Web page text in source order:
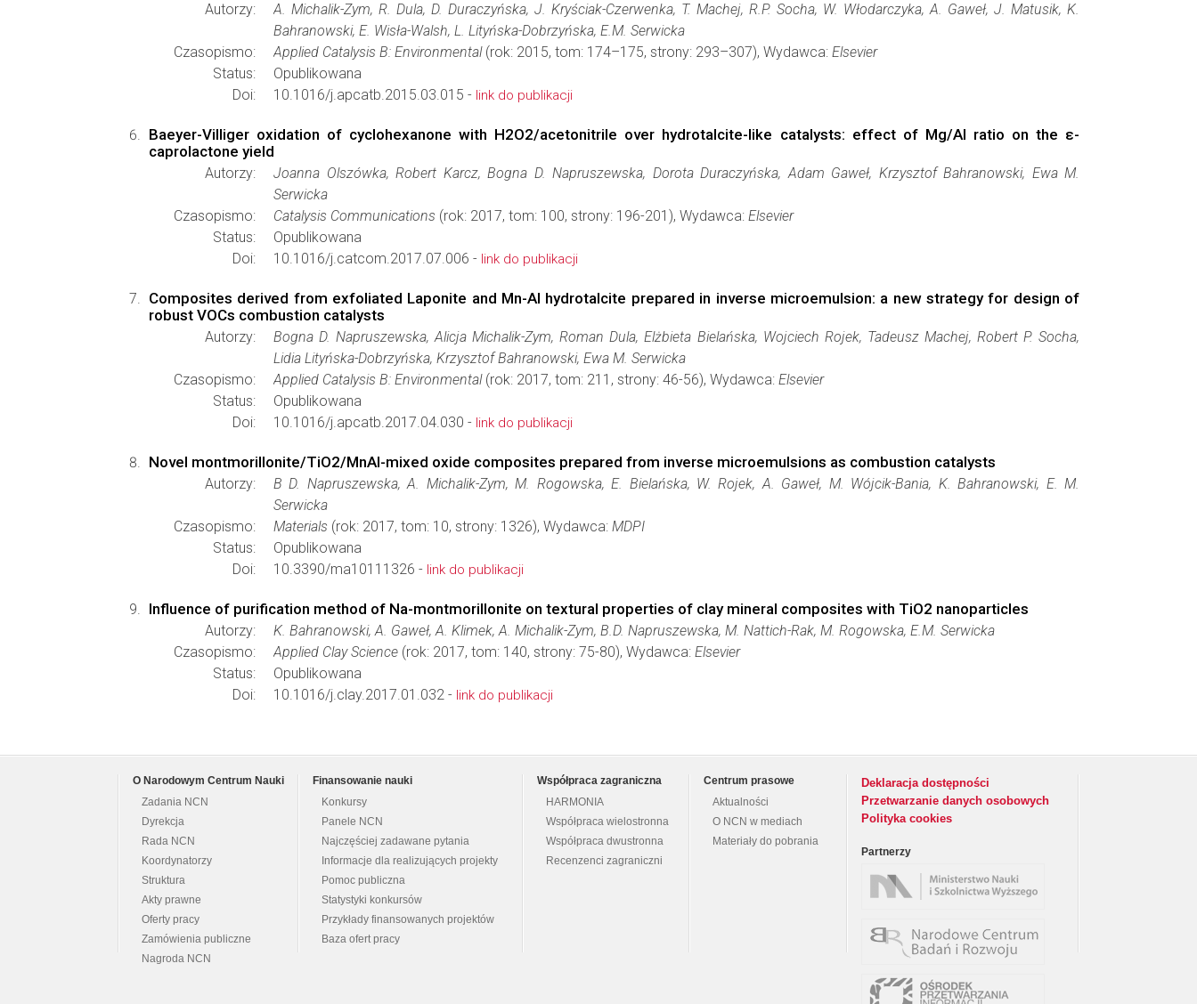
Autorzy:
A. Michalik-Zym, R. Dula, D. Duraczyńska, J. Kryściak-Czerwenka, T. Machej, R.P. Socha, W. Włodarczyka, A. Gaweł, J. Matusik, K.
Bahranowski, E. Wisła-Walsh, L. Lityńska-Dobrzyńska, E.M. Serwicka
Czasopismo:
Applied Catalysis B: Environmental(rok: 2015, tom: 174–175, strony: 293–307), Wydawca: Elsevier
Status:
Opublikowana
Doi:
10.1016/j.apcatb.2015.03.015 - link do publikacji
Baeyer-Villiger oxidation of cyclohexanone with H2O2/acetonitrile over hydrotalcite-like catalysts: effect of Mg/Al ratio on the ε-
caprolactone yield
Autorzy:
Joanna Olszówka, Robert Karcz, Bogna D. Napruszewska, Dorota Duraczyńska, Adam Gaweł, Krzysztof Bahranowski, Ewa M.
Serwicka
Czasopismo:
Catalysis Communications (rok: 2017, tom: 100, strony: 196-201), Wydawca: Elsevier
Status:
Opublikowana
Doi:
10.1016/j.catcom.2017.07.006 - link do publikacji
Composites derived from exfoliated Laponite and Mn-Al hydrotalcite prepared in inverse microemulsion: a new strategy for design of
robust VOCs combustion catalysts
Autorzy:
Bogna D. Napruszewska, Alicja Michalik-Zym, Roman Dula, Elżbieta Bielańska, Wojciech Rojek, Tadeusz Machej, Robert P. Socha,
Lidia Lityńska-Dobrzyńska, Krzysztof Bahranowski, Ewa M. Serwicka
Czasopismo:
Applied Catalysis B: Environmental(rok: 2017, tom: 211, strony: 46-56), Wydawca: Elsevier
Status:
Opublikowana
Doi:
10.1016/j.apcatb.2017.04.030 - link do publikacji
Novel montmorillonite/TiO2/MnAl-mixed oxide composites prepared from inverse microemulsions as combustion catalysts
Autorzy:
B D. Napruszewska, A. Michalik-Zym, M. Rogowska, E. Bielańska, W. Rojek, A. Gaweł, M. Wójcik-Bania, K. Bahranowski, E. M.
Serwicka
Czasopismo:
Materials (rok: 2017, tom: 10, strony: 1326), Wydawca: MDPI
Status:
Opublikowana
Doi:
10.3390/ma10111326 - link do publikacji
Influence of purification method of Na-montmorillonite on textural properties of clay mineral composites with TiO2 nanoparticles
Autorzy:
K. Bahranowski, A. Gaweł, A. Klimek, A. Michalik-Zym, B.D. Napruszewska, M. Nattich-Rak, M. Rogowska, E.M. Serwicka
Czasopismo:
Applied Clay Science (rok: 2017, tom: 140, strony: 75-80), Wydawca: Elsevier
Status:
Opublikowana
Doi:
10.1016/j.clay.2017.01.032 - link do publikacji
O Narodowym Centrum Nauki
Zadania NCN
Dyrekcja
Rada NCN
Koordynatorzy
Struktura
Akty prawne
Oferty pracy
Zamówienia publiczne
Nagroda NCN
Finansowanie nauki
Konkursy
Panele NCN
Najczęściej zadawane pytania
Informacje dla realizujących projekty
Pomoc publiczna
Statystyki konkursów
Przykłady finansowanych projektów
Baza ofert pracy
Współpraca zagraniczna
HARMONIA
Współpraca wielostronna
Współpraca dwustronna
Recenzenci zagraniczni
Centrum prasowe
Aktualności
O NCN w mediach
Materiały do pobrania
Deklaracja dostępności
Przetwarzanie danych osobowych
Polityka cookies
Partnerzy